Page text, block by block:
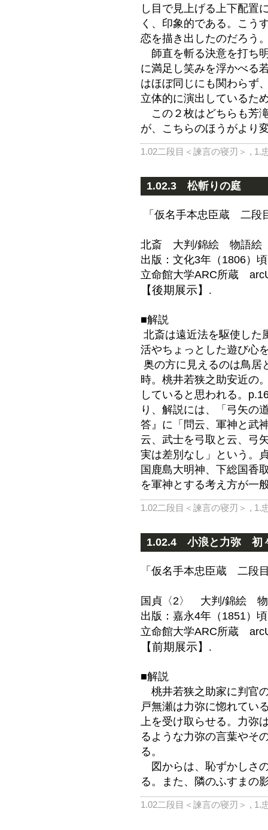
し目で見上げる上下配置
く、印象的である。こう
恋を描き出したのだろう
師直を斬る決意を打ち
に満足し笑みを浮かべる
はほぼ同じにも関わらず
立体的に演出しているた
この２枚はどちらも芳
が、こちらのほうがより
1.02二段目＜諫言の寝刃＞ , 1.
1.02.3 松斬りの庭
「仮名手本忠臣蔵 二段
北斎 大判/錦絵 物語絵
出版：文化3年（1806）
立命館大学ARC所蔵
【後期展示】.
■解説
北斎は遠近法を駆使した
活やちょっとした遊び心
奥の方に見えるのは鳥居
時。桃井若狭之助安近の
していると思われる。
り、解説には、「弓矢の
答』に「問云、軍神と武
云、武士を弓取と云、弓
実は差別なし」という。
国鹿島大明神、下総国香
を軍神とする考え方が一
1.02二段目＜諫言の寝刃＞ , 1.
1.02.4 小浪と力弥 初
「仮名手本忠臣蔵 二段
国貞〈2〉 大判/錦絵
出版：嘉永4年（1851）
立命館大学ARC所蔵
【前期展示】.
■解説
桃井若狭之助家に判官
戸無瀬は力弥に惚れてい
上を受け取らせる。力弥
るような力弥の言葉やそ
る。
図からは、恥ずかしさ
る。また、隣のふすまの
1.02二段目＜諫言の寝刃＞ , 1.